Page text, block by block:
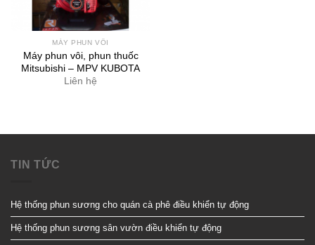
MÁY PHUN VÔI
Máy phun vôi, phun thuốc
Mitsubishi – MPV KUBOTA
Liên hệ
TIN TỨC
Hệ thống phun sương cho quán cà phê điều khiển tự động
Hệ thống phun sương sân vườn điều khiển tự động